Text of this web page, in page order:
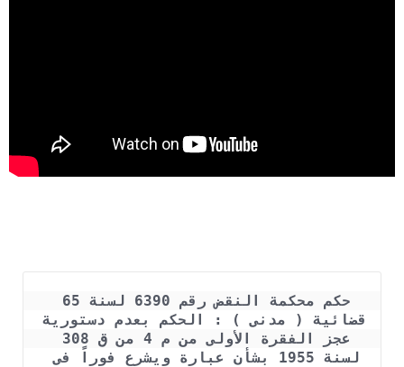
لسنة 1955 بشأن عبارة ويشرع فوراً فى